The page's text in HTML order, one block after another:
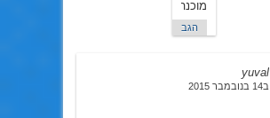
מוכנה….
הגב
yuval
ב14 בנובמבר 2015